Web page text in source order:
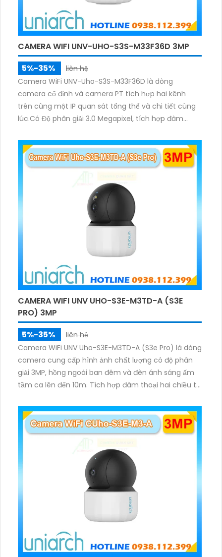
CAMERA WIFI UNV-UHO-S3S-M33F36D 3MP
5%-35%
liên hệ
Camera WiFi UNV-Uho-S3S-M33F36D là dòng
camera cố định và camera PT tích hợp hai kênh
trên cùng một IP quan sát tổng thể và chi tiết cùng
lúc.Có Độ phân giải 3.0 Megapixel, tích hợp đàm
sáng ấm lên đến 10m.
CAMERA WIFI UNV UHO-S3E-M3TD-A (S3E
PRO) 3MP
5%-35%
liên hệ
Camera WiFi UNV Uho-S3E-M3TD-A (S3e Pro) là dòng
camera cung cấp hình ảnh chất lượng có độ phân
giải 3MP, hồng ngoài ban đêm và đèn ánh sáng ấm
tầm ca lên đến 10m. Tích hợp đàm thoại hai chiều to